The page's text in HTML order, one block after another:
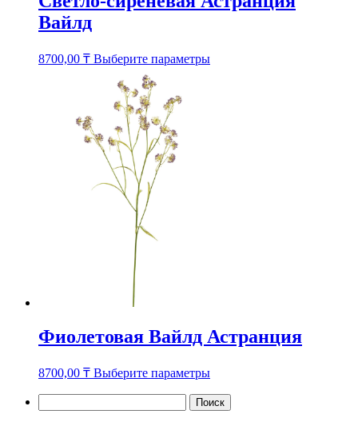
Вайлд
8700,00 ₸ Выберите параметры
Фиолетовая Вайлд Астранция
8700,00 ₸ Выберите параметры
имеет
несколько